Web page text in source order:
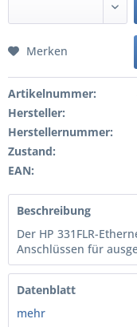
Merken
Artikelnummer:
Hersteller:
Herstellernummer:
Zustand:
EAN:
Beschreibung
Der HP 331FLR-
Anschlüssen für
Datenblatt
mehr